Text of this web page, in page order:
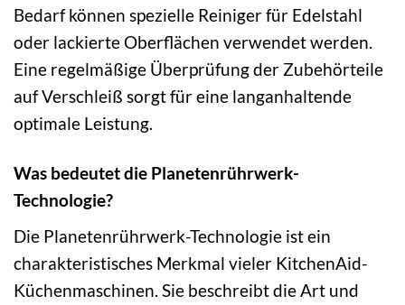
Bedarf können spezielle Reiniger für Edelstahl
oder lackierte Oberflächen verwendet werden.
Eine regelmäßige Überprüfung der Zubehörteile
auf Verschleiß sorgt für eine langanhaltende
optimale Leistung.
Was bedeutet die Planetenrührwerk-
Technologie?
Die Planetenrührwerk-Technologie ist ein
charakteristisches Merkmal vieler KitchenAid-
Küchenmaschinen. Sie beschreibt die Art und